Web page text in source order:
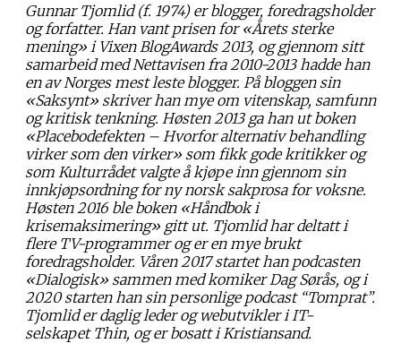
Gunnar Tjomlid (f. 1974) er blogger, foredragsholder
og forfatter. Han vant prisen for «Årets sterke
mening» i Vixen BlogAwards 2013, og gjennom sitt
samarbeid med Nettavisen fra 2010-2013 hadde han
en av Norges mest leste blogger. På bloggen sin
«Saksynt» skriver han mye om vitenskap, samfunn
og kritisk tenkning. Høsten 2013 ga han ut boken
«Placebodefekten – Hvorfor alternativ behandling
virker som den virker» som fikk gode kritikker og
som Kulturrådet valgte å kjøpe inn gjennom sin
innkjøpsordning for ny norsk sakprosa for voksne.
Høsten 2016 ble boken «Håndbok i
krisemaksimering» gitt ut. Tjomlid har deltatt i
flere TV-programmer og er en mye brukt
foredragsholder. Våren 2017 startet han podcasten
«Dialogisk» sammen med komiker Dag Sørås, og i
2020 starten han sin personlige podcast “Tomprat”.
Tjomlid er daglig leder og webutvikler i IT-
selskapet Thin, og er bosatt i Kristiansand.